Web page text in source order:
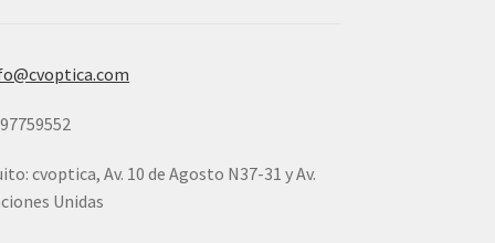
cvoptica, Av. 10 de Agosto N37-31 y Av.
Unidas